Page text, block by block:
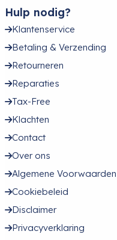
Hulp nodig?
Klantenservice
Betaling & Verzending
Retourneren
Reparaties
Tax-Free
Klachten
Contact
Over ons
Algemene Voorwaarden
Cookiebeleid
Disclaimer
Privacyverklaring